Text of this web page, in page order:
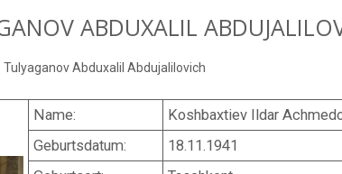
АBDUXALIL
Tulyaganov Аbduxalil Аbdujalilovich
Name:
Koshbaxtiev Ildar
Geburtsdatum:
18.11.1941